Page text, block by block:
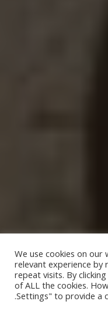
We use cookies on
relevant experience by
repeat visits. By
of ALL the cookies.
Settings" to provide a